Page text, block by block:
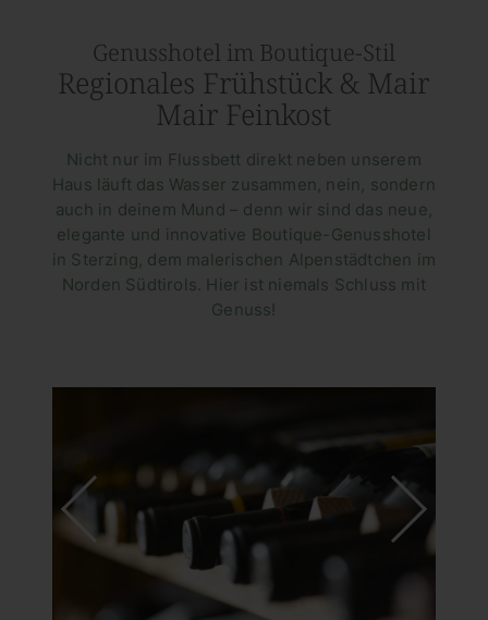
Genusshotel im Boutique-Stil
Regionales Frühstück & Mair
Mair Feinkost
Nicht nur im Flussbett direkt neben unserem
Haus läuft das Wasser zusammen, nein, sondern
auch in deinem Mund – denn wir sind das neue,
elegante und innovative Boutique-Genusshotel
in Sterzing, dem malerischen Alpenstädtchen im
Norden Südtirols. Hier ist niemals Schluss mit
Genuss!